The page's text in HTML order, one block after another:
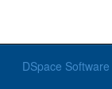
DSpace Software